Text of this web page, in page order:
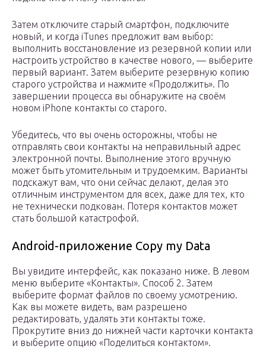
Затем отключите старый смартфон, подключите
новый, и когда iTunes предложит вам выбор:
выполнить восстановление из резервной копии или
настроить устройство в качестве нового, — выберите
первый вариант. Затем выберите резервную копию
старого устройства и нажмите «Продолжить». По
завершении процесса вы обнаружите на своём
новом iPhone контакты со старого.
Убедитесь, что вы очень осторожны, чтобы не
отправлять свои контакты на неправильный адрес
электронной почты. Выполнение этого вручную
может быть утомительным и трудоемким. Варианты
подскажут вам, что они сейчас делают, делая это
отличным инструментом для всех, даже для тех, кто
не технически подкован. Потеря контактов может
стать большой катастрофой.
Android-приложение Copy my Data
Вы увидите интерфейс, как показано ниже. В левом
меню выберите «Контакты». Способ 2. Затем
выберите формат файлов по своему усмотрению.
Как вы можете видеть, вам разрешено
редактировать, удалять эти контакты тоже.
Прокрутите вниз до нижней части карточки контакта
и выберите опцию «Поделиться контактом».